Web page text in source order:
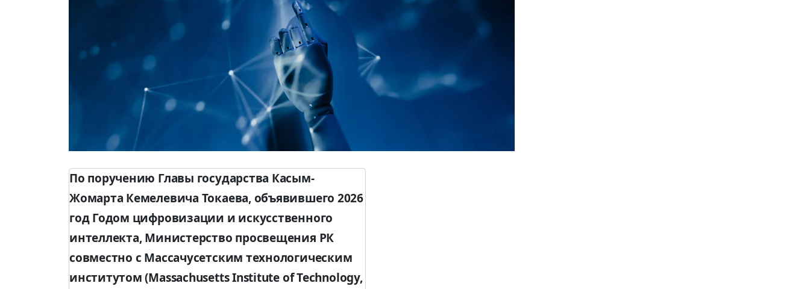
По поручению Главы государства Касым-
Жомарта Кемелевича Токаева, объявившего 2026
год Годом цифровизации и искусственного
интеллекта, Министерство просвещения РК
совместно с Массачусетским технологическим
институтом (Massachusetts Institute of Technology,